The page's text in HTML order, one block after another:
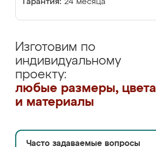
Гарантия: 24 месяца
Изготовим по
индивидуальному
проекту:
любые размеры, цвета
и материалы
Часто задаваемые вопросы